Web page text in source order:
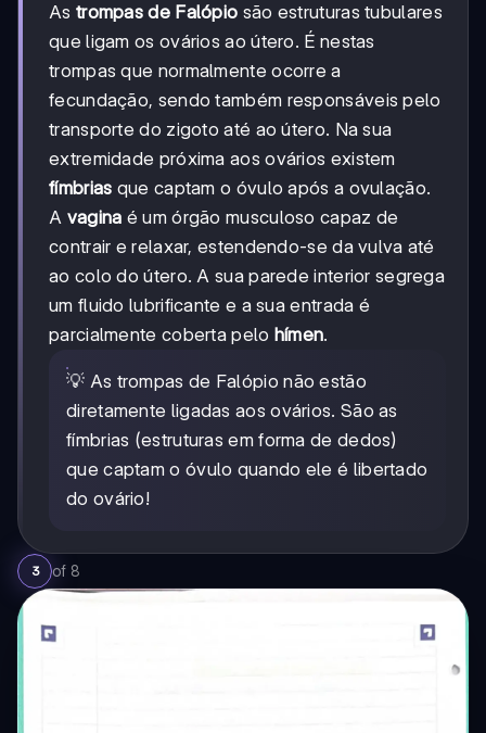
As trompas de Falópio são estruturas tubulares
que ligam os ovários ao útero. É nestas
trompas que normalmente ocorre a
fecundação, sendo também responsáveis pelo
transporte do zigoto até ao útero. Na sua
extremidade próxima aos ovários existem
fímbrias que captam o óvulo após a ovulação.
A vagina é um órgão musculoso capaz de
contrair e relaxar, estendendo-se da vulva até
ao colo do útero. A sua parede interior segrega
um fluido lubrificante e a sua entrada é
parcialmente coberta pelo hímen.
💡 As trompas de Falópio não estão
diretamente ligadas aos ovários. São as
fímbrias (estruturas em forma de dedos)
que captam o óvulo quando ele é libertado
do ovário!
3 of 8